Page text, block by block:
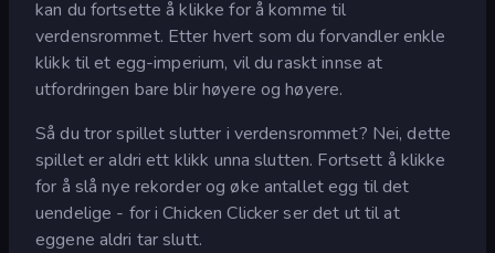
kan du fortsette å klikke for å komme til
verdensrommet. Etter hvert som du forvandler enkle
klikk til et egg-imperium, vil du raskt innse at
utfordringen bare blir høyere og høyere.
Så du tror spillet slutter i verdensrommet? Nei, dette
spillet er aldri ett klikk unna slutten. Fortsett å klikke
for å slå nye rekorder og øke antallet egg til det
uendelige - for i Chicken Clicker ser det ut til at
eggene aldri tar slutt.